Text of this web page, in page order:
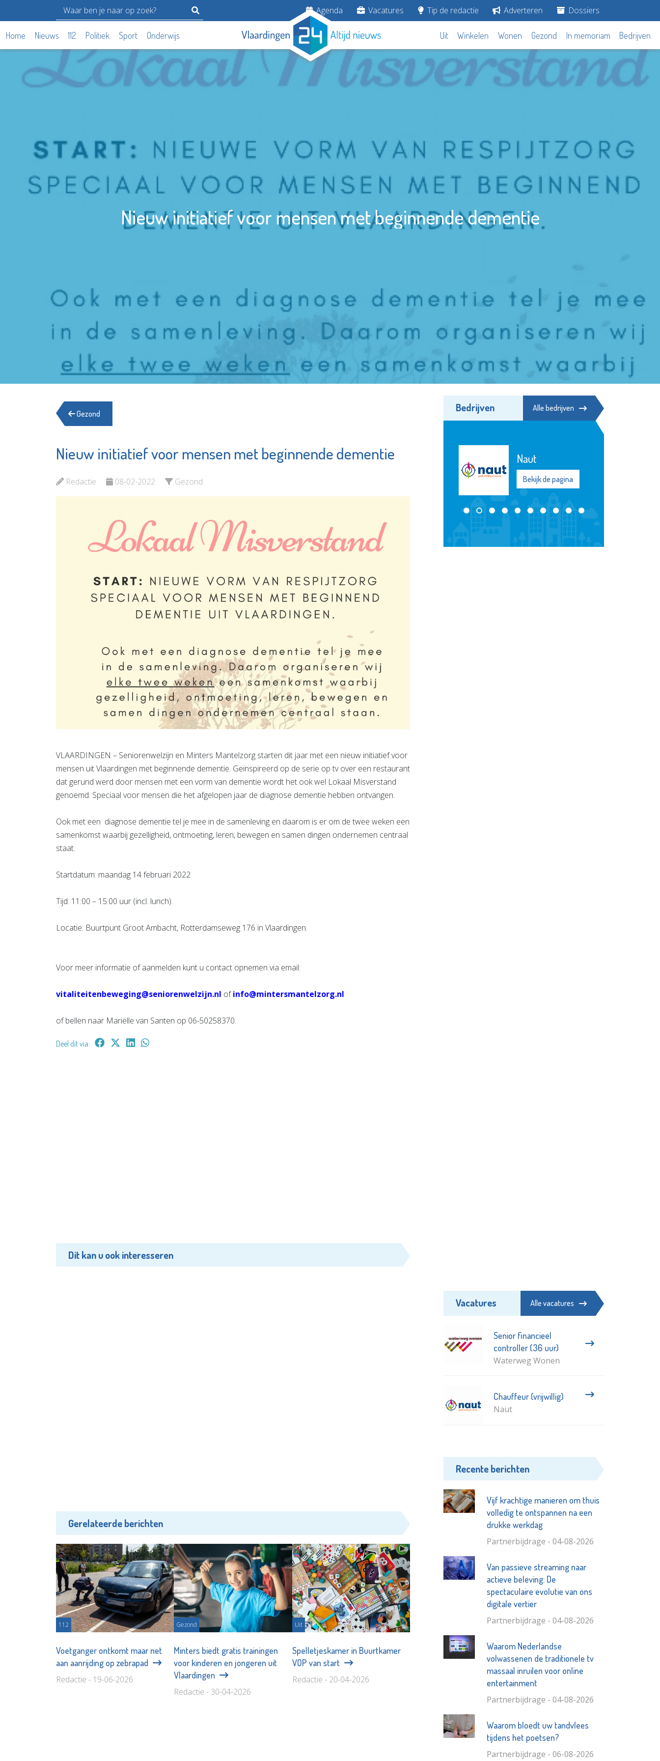
Agenda Vacatures Tip de redactie Adverteren Dossiers
Home Nieuws 112 Politiek Sport Onderwijs Uit Winkelen Wonen Gezond In memoriam Bedrijven
Nieuw initiatief voor mensen met beginnende dementie
Gezond
Nieuw initiatief voor mensen met beginnende dementie
Redactie 08-02-2022 Gezond
VLAARDINGEN – Seniorenwelzijn en Minters Mantelzorg starten dit jaar met een nieuw initiatief voor
mensen uit Vlaardingen met beginnende dementie. Geïnspireerd op de serie op tv over een restaurant
dat gerund werd door mensen met een vorm van dementie wordt het ook wel Lokaal Misverstand
genoemd. Speciaal voor mensen die het afgelopen jaar de diagnose dementie hebben ontvangen.
Ook met een diagnose dementie tel je mee in de samenleving en daarom is er om de twee weken een
samenkomst waarbij gezelligheid, ontmoeting, leren, bewegen en samen dingen ondernemen centraal
staat.
Startdatum: maandag 14 februari 2022
Tijd: 11:00 – 15:00 uur (incl. lunch).
Locatie: Buurtpunt Groot Ambacht, Rotterdamseweg 176 in Vlaardingen.
Voor meer informatie of aanmelden kunt u contact opnemen via email:
vitaliteitenbeweging@seniorenwelzijn.nl ofinfo@mintersmantelzorg.nl
of bellen naar Mariëlle van Santen op 06-50258370.
Deel dit via:
Dit kan u ook interesseren
Gerelateerde berichten
112
Voetganger ontkomt maar net
aan aanrijding op zebrapad
Redactie - 19-06-2026
Gezond
Minters biedt gratis trainingen
voor kinderen en jongeren uit
Vlaardingen
Redactie - 30-04-2026
Uit
Spelletjeskamer in Buurtkamer
VOP van start
Redactie - 20-04-2026
Bedrijven Alle bedrijven
Prevenzie
Bekijk de pagina
B&W Re-
Bekijk de pagina
Stadsgehoorzaal
Naut
Bekijk de pagina
Vacatures Alle vacatures
Senior financieel
controller (36 uur)
Waterweg Wonen
Chauffeur (vrijwillig)
Naut
Recente berichten
Vijf krachtige manieren om thuis
volledig te ontspannen na een
drukke werkdag
Partnerbijdrage - 04-08-2026
Van passieve streaming naar
actieve beleving: De
spectaculaire evolutie van ons
digitale vertier
Partnerbijdrage - 04-08-2026
Waarom Nederlandse
volwassenen de traditionele tv
massaal inruilen voor online
entertainment
Partnerbijdrage - 04-08-2026
Waarom bloedt uw tandvlees
tijdens het poetsen?
Partnerbijdrage - 06-08-2026